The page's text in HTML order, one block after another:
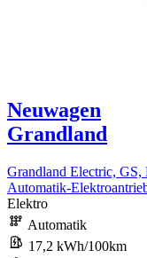
Neuwagen
Grandland
Grandland Electric,
Automatik-
Elektro
Automatik
17,2 kWh/100km